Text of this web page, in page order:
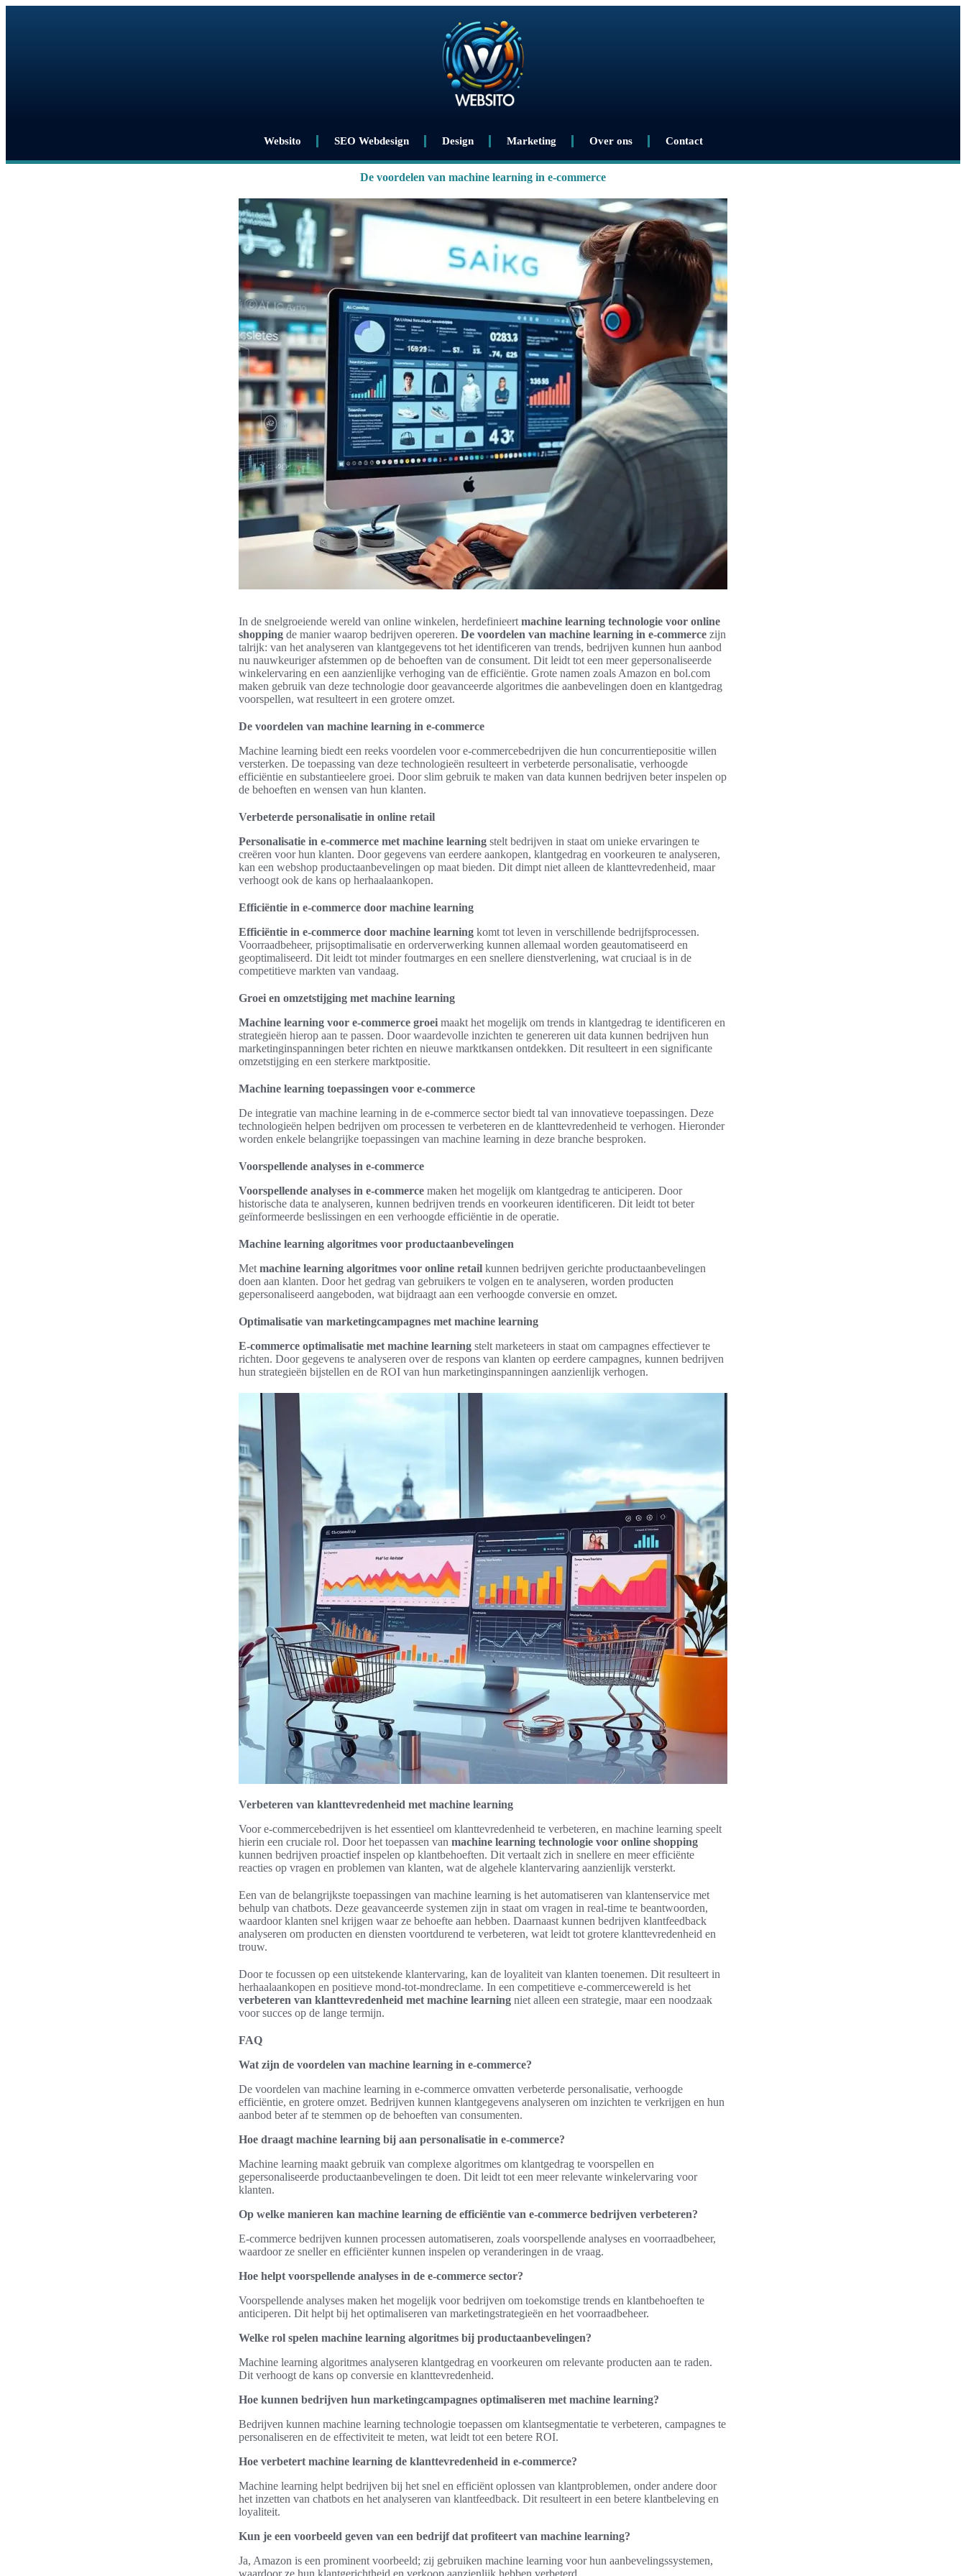
Websito SEO Webdesign Design Marketing Over ons Contact
De voordelen van machine learning in e-commerce
In de snelgroeiende wereld van online winkelen, herdefinieert machine learning technologie voor online
shopping de manier waarop bedrijven opereren. De voordelen van machine learning in e-commerce zijn
talrijk: van het analyseren van klantgegevens tot het identificeren van trends, bedrijven kunnen hun aanbod
nu nauwkeuriger afstemmen op de behoeften van de consument. Dit leidt tot een meer gepersonaliseerde
winkelervaring en een aanzienlijke verhoging van de efficiëntie. Grote namen zoals Amazon en bol.com
maken gebruik van deze technologie door geavanceerde algoritmes die aanbevelingen doen en klantgedrag
voorspellen, wat resulteert in een grotere omzet.
De voordelen van machine learning in e-commerce
Machine learning biedt een reeks voordelen voor e-commercebedrijven die hun concurrentiepositie willen
versterken. De toepassing van deze technologieën resulteert in verbeterde personalisatie, verhoogde
efficiëntie en substantieelere groei. Door slim gebruik te maken van data kunnen bedrijven beter inspelen op
de behoeften en wensen van hun klanten.
Verbeterde personalisatie in online retail
Personalisatie in e-commerce met machine learning stelt bedrijven in staat om unieke ervaringen te
creëren voor hun klanten. Door gegevens van eerdere aankopen, klantgedrag en voorkeuren te analyseren,
kan een webshop productaanbevelingen op maat bieden. Dit dimpt niet alleen de klanttevredenheid, maar
verhoogt ook de kans op herhaalaankopen.
Efficiëntie in e-commerce door machine learning
Efficiëntie in e-commerce door machine learning komt tot leven in verschillende bedrijfsprocessen.
Voorraadbeheer, prijsoptimalisatie en orderverwerking kunnen allemaal worden geautomatiseerd en
geoptimaliseerd. Dit leidt tot minder foutmarges en een snellere dienstverlening, wat cruciaal is in de
competitieve markten van vandaag.
Groei en omzetstijging met machine learning
Machine learning voor e-commerce groei maakt het mogelijk om trends in klantgedrag te identificeren en
strategieën hierop aan te passen. Door waardevolle inzichten te genereren uit data kunnen bedrijven hun
marketinginspanningen beter richten en nieuwe marktkansen ontdekken. Dit resulteert in een significante
omzetstijging en een sterkere marktpositie.
Machine learning toepassingen voor e-commerce
De integratie van machine learning in de e-commerce sector biedt tal van innovatieve toepassingen. Deze
technologieën helpen bedrijven om processen te verbeteren en de klanttevredenheid te verhogen. Hieronder
worden enkele belangrijke toepassingen van machine learning in deze branche besproken.
Voorspellende analyses in e-commerce
Voorspellende analyses in e-commerce maken het mogelijk om klantgedrag te anticiperen. Door
historische data te analyseren, kunnen bedrijven trends en voorkeuren identificeren. Dit leidt tot beter
geïnformeerde beslissingen en een verhoogde efficiëntie in de operatie.
Machine learning algoritmes voor productaanbevelingen
Met machine learning algoritmes voor online retail kunnen bedrijven gerichte productaanbevelingen
doen aan klanten. Door het gedrag van gebruikers te volgen en te analyseren, worden producten
gepersonaliseerd aangeboden, wat bijdraagt aan een verhoogde conversie en omzet.
Optimalisatie van marketingcampagnes met machine learning
E-commerce optimalisatie met machine learning stelt marketeers in staat om campagnes effectiever te
richten. Door gegevens te analyseren over de respons van klanten op eerdere campagnes, kunnen bedrijven
hun strategieën bijstellen en de ROI van hun marketinginspanningen aanzienlijk verhogen.
Verbeteren van klanttevredenheid met machine learning
Voor e-commercebedrijven is het essentieel om klanttevredenheid te verbeteren, en machine learning speelt
hierin een cruciale rol. Door het toepassen van machine learning technologie voor online shopping
kunnen bedrijven proactief inspelen op klantbehoeften. Dit vertaalt zich in snellere en meer efficiënte
reacties op vragen en problemen van klanten, wat de algehele klantervaring aanzienlijk versterkt.
Een van de belangrijkste toepassingen van machine learning is het automatiseren van klantenservice met
behulp van chatbots. Deze geavanceerde systemen zijn in staat om vragen in real-time te beantwoorden,
waardoor klanten snel krijgen waar ze behoefte aan hebben. Daarnaast kunnen bedrijven klantfeedback
analyseren om producten en diensten voortdurend te verbeteren, wat leidt tot grotere klanttevredenheid en
trouw.
Door te focussen op een uitstekende klantervaring, kan de loyaliteit van klanten toenemen. Dit resulteert in
herhaalaankopen en positieve mond-tot-mondreclame. In een competitieve e-commercewereld is het
verbeteren van klanttevredenheid met machine learning niet alleen een strategie, maar een noodzaak
voor succes op de lange termijn.
FAQ
Wat zijn de voordelen van machine learning in e-commerce?
De voordelen van machine learning in e-commerce omvatten verbeterde personalisatie, verhoogde
efficiëntie, en grotere omzet. Bedrijven kunnen klantgegevens analyseren om inzichten te verkrijgen en hun
aanbod beter af te stemmen op de behoeften van consumenten.
Hoe draagt machine learning bij aan personalisatie in e-commerce?
Machine learning maakt gebruik van complexe algoritmes om klantgedrag te voorspellen en
gepersonaliseerde productaanbevelingen te doen. Dit leidt tot een meer relevante winkelervaring voor
klanten.
Op welke manieren kan machine learning de efficiëntie van e-commerce bedrijven verbeteren?
E-commerce bedrijven kunnen processen automatiseren, zoals voorspellende analyses en voorraadbeheer,
waardoor ze sneller en efficiënter kunnen inspelen op veranderingen in de vraag.
Hoe helpt voorspellende analyses in de e-commerce sector?
Voorspellende analyses maken het mogelijk voor bedrijven om toekomstige trends en klantbehoeften te
anticiperen. Dit helpt bij het optimaliseren van marketingstrategieën en het voorraadbeheer.
Welke rol spelen machine learning algoritmes bij productaanbevelingen?
Machine learning algoritmes analyseren klantgedrag en voorkeuren om relevante producten aan te raden.
Dit verhoogt de kans op conversie en klanttevredenheid.
Hoe kunnen bedrijven hun marketingcampagnes optimaliseren met machine learning?
Bedrijven kunnen machine learning technologie toepassen om klantsegmentatie te verbeteren, campagnes te
personaliseren en de effectiviteit te meten, wat leidt tot een betere ROI.
Hoe verbetert machine learning de klanttevredenheid in e-commerce?
Machine learning helpt bedrijven bij het snel en efficiënt oplossen van klantproblemen, onder andere door
het inzetten van chatbots en het analyseren van klantfeedback. Dit resulteert in een betere klantbeleving en
loyaliteit.
Kun je een voorbeeld geven van een bedrijf dat profiteert van machine learning?
Ja, Amazon is een prominent voorbeeld; zij gebruiken machine learning voor hun aanbevelingssystemen,
waardoor ze hun klantgerichtheid en verkoop aanzienlijk hebben verbeterd.